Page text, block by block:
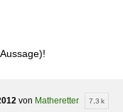
von Matheretter 7,3 k